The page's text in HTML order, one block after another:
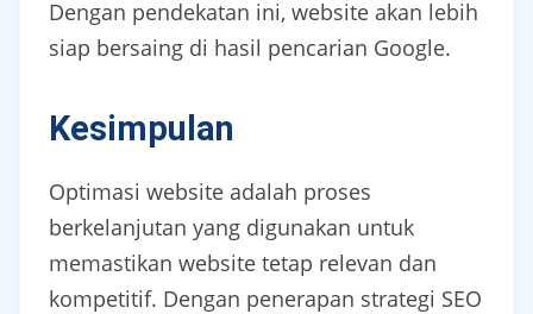
Dengan pendekatan ini, website akan lebih
siap bersaing di hasil pencarian Google.
Kesimpulan
Optimasi website adalah proses
berkelanjutan yang digunakan untuk
memastikan website tetap relevan dan
kompetitif. Dengan penerapan strategi SEO